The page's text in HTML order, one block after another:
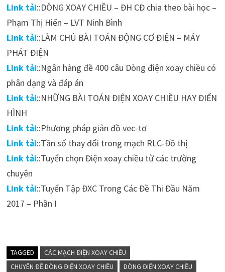
Link tải::DÒNG XOAY CHIỀU – ĐH CĐ chia theo bài học –
Phạm Thị Hiến – LVT Ninh Bình
Link tải::LÀM CHỦ BÀI TOÁN ĐỘNG CƠ ĐIỆN – MÁY
PHÁT ĐIỆN
Link tải::Ngân hàng đề 400 câu Dòng điện xoay chiều có
phân dạng và đáp án
Link tải::NHỮNG BÀI TOÁN ĐIỆN XOAY CHIỀU HAY ĐIỂN
HÌNH
Link tải::Phương pháp giản đồ vec-tơ
Link tải::Tần số thay đổi trong mạch RLC-Đồ thị
Link tải::Tuyển chọn Điện xoay chiều từ các trường
chuyên
Link tải::Tuyển Tập ĐXC Trong Các Đề Thi Đầu Năm
2017 – Phần I
TAGGED
CÁC MẠCH ĐIỆN XOAY CHIỀU
CHUYÊN ĐỀ DÒNG ĐIỆN XOAY CHIỀU
DÒNG ĐIỆN XOAY CHIỀU